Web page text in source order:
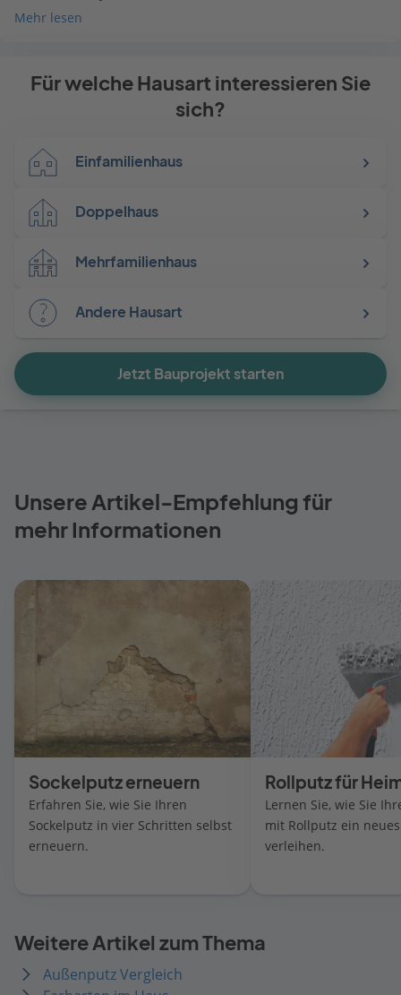
Mehr lesen
Für welche Hausart interessieren Sie
sich?
Einfamilienhaus
Doppelhaus
Mehrfamilienhaus
Andere Hausart
Jetzt Bauprojekt starten
Unsere Artikel-Empfehlung für
mehr Informationen
Sockelputz erneuern
Erfahren Sie, wie Sie Ihren
Sockelputz in vier Schritten selbst
erneuern.
Rollputz für
Lernen Sie, wie Sie
mit Rollputz ein
verleihen.
Weitere Artikel zum Thema
Außenputz Vergleich